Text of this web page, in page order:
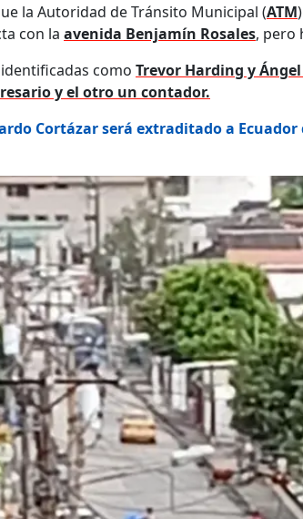
la Autoridad de Tránsito Municipal (ATM
con la avenida Benjamín Rosales, pero
como Trevor Harding y
y el otro un contador.
Cortázar será extraditado a